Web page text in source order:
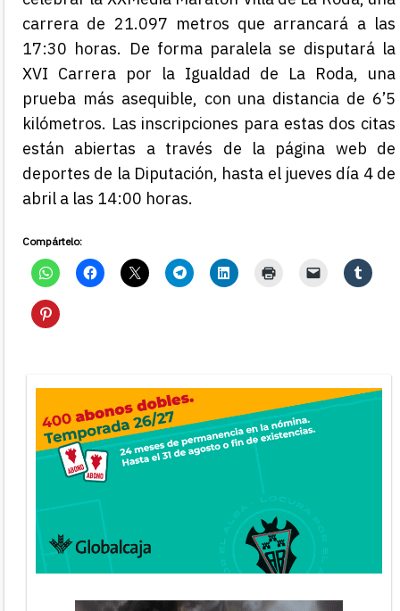
carrera de 21.097 metros que arrancará a las
17:30 horas. De forma paralela se disputará la
XVI Carrera por la Igualdad de La Roda, una
prueba más asequible, con una distancia de 6’5
kilómetros. Las inscripciones para estas dos citas
están abiertas a través de la página web de
deportes de la Diputación, hasta el jueves día 4 de
abril a las 14:00 horas.
Compártelo: